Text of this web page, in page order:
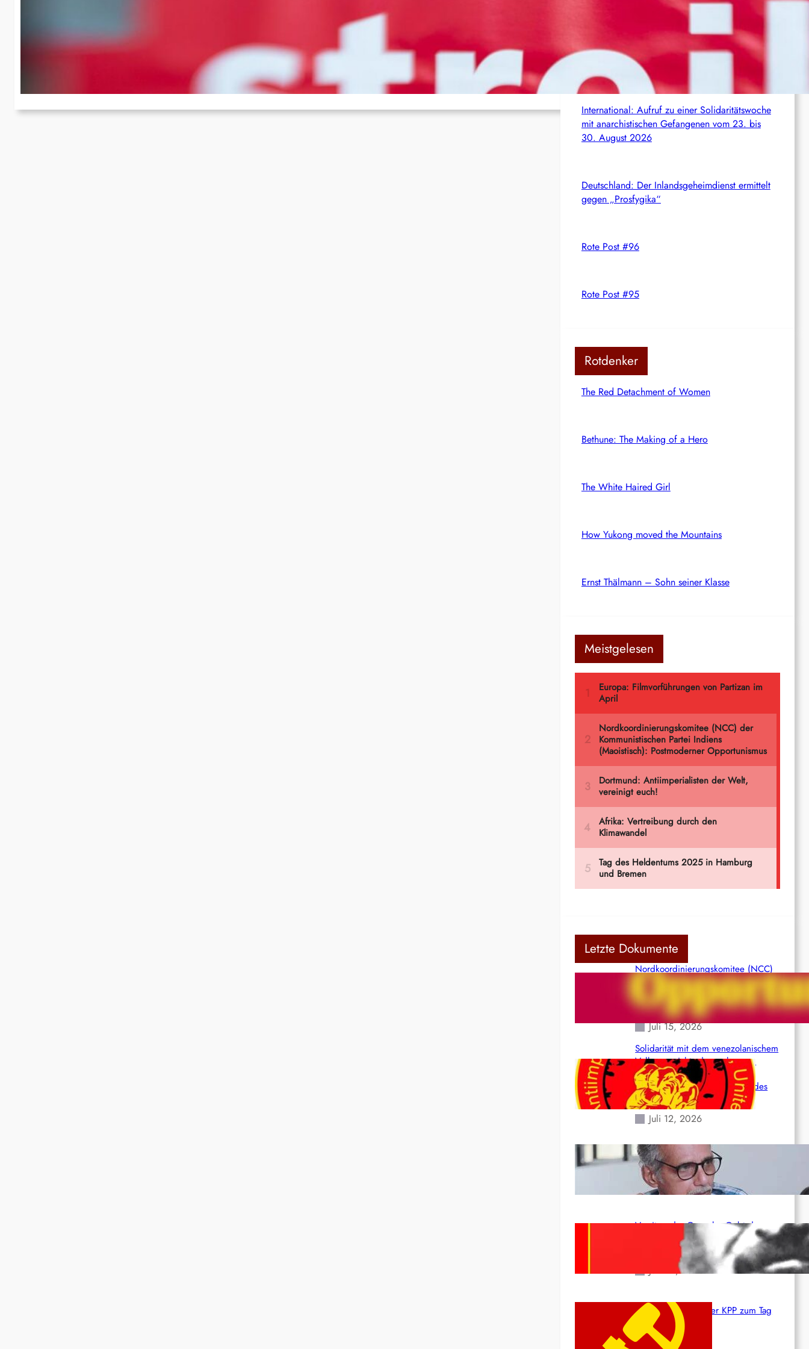
Unikliniken in Kiel und Lübeck
Für Dienstag kommende Woche ruft die Ärztegewerkschaft Marburger
Bund Mediziner der landeseigenen Universitätskliniken bundesweit zum
Warnstreik auf. Davon betroffen sein…
Aktuelles aus dem Netz
Syrien: Der kurdische Journalist Ahmet Polad ist
seit 200 Tagen in Haft – die Solidarität wächst
International: Aufruf zu einer Solidaritätswoche
mit anarchistischen Gefangenen vom 23. bis
30. August 2026
Deutschland: Der Inlandsgeheimdienst ermittelt
gegen „Prosfygika“
Rote Post #96
Rote Post #95
Rotdenker
The Red Detachment of Women
Bethune: The Making of a Hero
The White Haired Girl
How Yukong moved the Mountains
Ernst Thälmann – Sohn seiner Klasse
Meistgelesen
Letzte Dokumente
Nordkoordinierungskomitee (NCC)
der Kommunistischen Partei Indiens
(Maoistisch): Postmoderner
Opportunismus
Juli 15, 2026
Solidarität mit dem venezolanischem
Volk angesichts der verlorenen
Leben und der katastrophalen
Situation durch die Erdbeben des
24. Juni!
Juli 12, 2026
Indien: „Die Politik der Kapitulation“
von K. Murali (Ajith)
Juli 1, 2026
Vorsitzender Gonzalo: Gebt das
Leben für die Partei und die
Revolution!
Juni 19, 2026
Beschluss des ZK der KPP zum Tag
des Heldentums
Juni 19, 2026